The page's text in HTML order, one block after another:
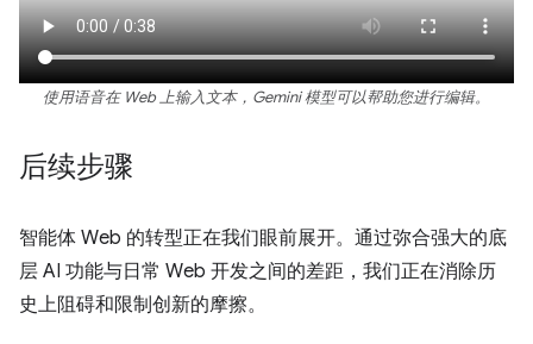
使用语音在 Web 上输入文本，Gemini 模型可以帮助您进行编辑。
后续步骤
智能体 Web 的转型正在我们眼前展开。通过弥合强大的底
层 AI 功能与日常 Web 开发之间的差距，我们正在消除历
史上阻碍和限制创新的摩擦。